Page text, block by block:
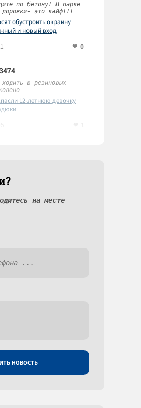
по бетону! В парке
дорожки- это кайф!!!
обустроить окраину
и новый вход
0
в резиновых
12-летнюю девочку
на месте
новость